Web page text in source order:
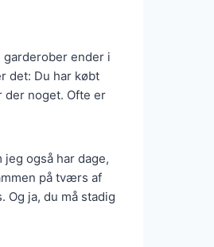
garderober ender i
det: Du har købt
der noget. Ofte er
også har dage,
på tværs af
ja, du må stadig